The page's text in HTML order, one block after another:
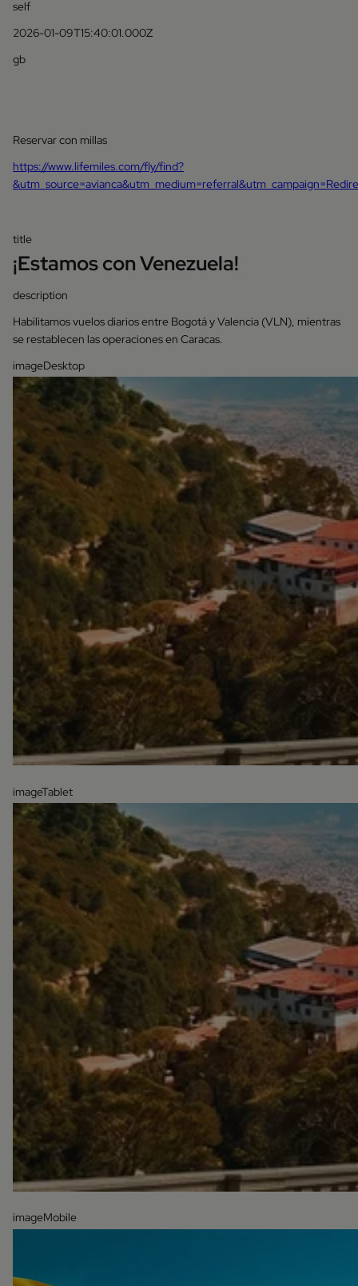
self
2026-01-09T15:40:01.000Z
gb
Reservar con millas
https://www.lifemiles.com/fly/find?
title
¡Estamos con Venezuela!
description
Habilitamos vuelos diarios entre Bogotá y Valencia (VLN), mientras
se restablecen las operaciones en Caracas.
imageDesktop
imageTablet
imageMobile